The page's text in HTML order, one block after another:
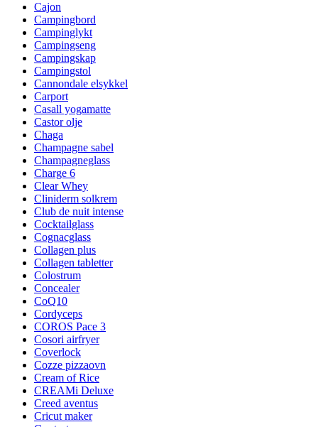
Cajon
Campingbord
Campinglykt
Campingseng
Campingskap
Campingstol
Cannondale elsykkel
Carport
Casall yogamatte
Castor olje
Chaga
Champagne sabel
Champagneglass
Charge 6
Clear Whey
Cliniderm solkrem
Club de nuit intense
Cocktailglass
Cognacglass
Collagen plus
Collagen tabletter
Colostrum
Concealer
CoQ10
Cordyceps
COROS Pace 3
Cosori airfryer
Coverlock
Cozze pizzaovn
Cream of Rice
CREAMi Deluxe
Creed aventus
Cricut maker